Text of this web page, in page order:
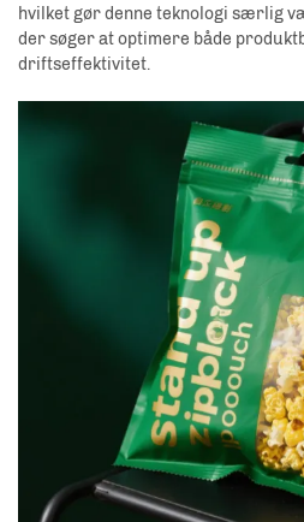
hvilket gør denne teknologi særlig
der søger at optimere både
driftseffektivitet.